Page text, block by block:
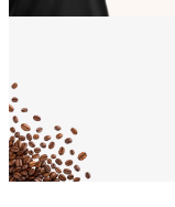
že jsi Maker!
Koupit tričko